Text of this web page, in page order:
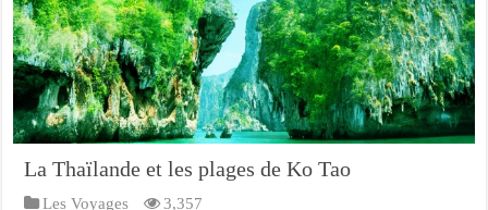
La Thaïlande et les plages de Ko Tao
Les Voyages 3,357